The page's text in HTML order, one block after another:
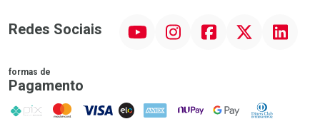
Redes Sociais InstagramFacebook Linkedin
formas de
Pagamento
PIX MasterCard
VISA ELO AMEX NuPay Google PayDiners Club